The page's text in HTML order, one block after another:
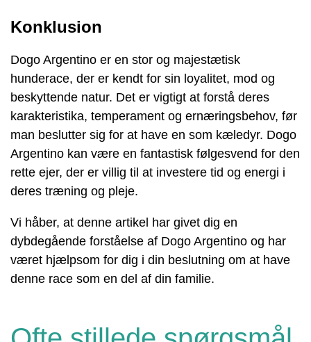
Konklusion
Dogo Argentino er en stor og majestætisk
hunderace, der er kendt for sin loyalitet, mod og
beskyttende natur. Det er vigtigt at forstå deres
karakteristika, temperament og ernæringsbehov, før
man beslutter sig for at have en som kæledyr. Dogo
Argentino kan være en fantastisk følgesvend for den
rette ejer, der er villig til at investere tid og energi i
deres træning og pleje.
Vi håber, at denne artikel har givet dig en
dybdegående forståelse af Dogo Argentino og har
været hjælpsom for dig i din beslutning om at have
denne race som en del af din familie.